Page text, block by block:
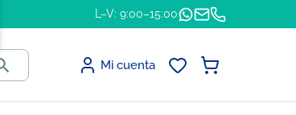
L–V: 9:00–15:00
Mi cuenta